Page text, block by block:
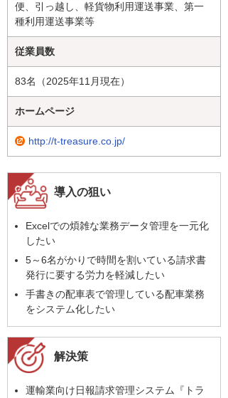
便、引っ越し、軽貨物利用運送事業、第一
種利用運送事業等
従業員数
83名（2025年11月現在）
ホームページ
http://t-treasure.co.jp/
導入の狙い
Excelでの煩雑な業務データ管理を一元化
したい
5～6名がかりで時間を割いている請求書
発行に要する労力を軽減したい
手書きの配車表で管理している配車業務
をシステム化したい
解決策
運輸業向け日報請求管理システム『トラ